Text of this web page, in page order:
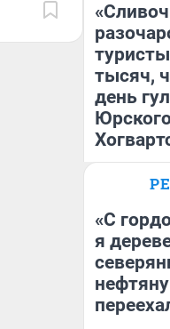
тысяч,
день
«С
я